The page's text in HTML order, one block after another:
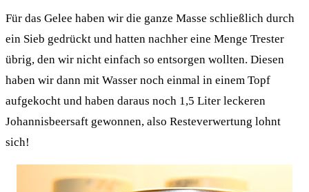
Für das Gelee haben wir die ganze Masse schließlich durch
ein Sieb gedrückt und hatten nachher eine Menge Trester
übrig, den wir nicht einfach so entsorgen wollten. Diesen
haben wir dann mit Wasser noch einmal in einem Topf
aufgekocht und haben daraus noch 1,5 Liter leckeren
Johannisbeersaft gewonnen, also Resteverwertung lohnt
sich!